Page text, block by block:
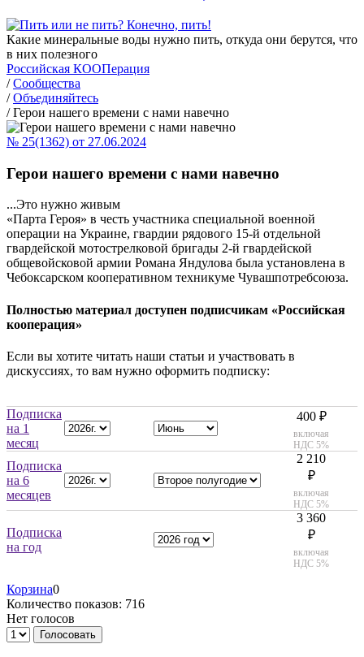
Какие минеральные воды нужно пить, откуда они берутся, что
в них полезного
Российская КООПерация
/ Сообщества
/ Объединяйтесь
/ Герои нашего времени с нами навечно
№ 25(1362) от 27.06.2024
Герои нашего времени с нами навечно
...Это нужно живым
«Парта Героя» в честь участника специальной военной
операции на Украине, гвардии рядового 15-й отдельной
гвардейской мотострелковой бригады 2-й гвардейской
общевойсковой армии Романа Яндулова была установлена в
Чебоксарском кооперативном техникуме Чувашпотребсоюза.
Полностью материал доступен подписчикам «Российская
кооперация»
Если вы хотите читать наши статьи и участвовать в
дискуссиях, то вам нужно оформить подписку:
Подписка
на 1
месяц
400 ₽
включая
НДС 5%
Подписка
на 6
месяцев
2 210
₽
включая
НДС 5%
Подписка
на год
3 360
₽
включая
НДС 5%
Корзина0
Количество показов: 716
Нет голосов
Голосовать